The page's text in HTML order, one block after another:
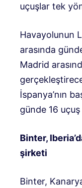
uçuşlar tek
Havayolunun
arasında
Madrid
İspanya’nın
günde 16
Binter,
şirketi
Binter,